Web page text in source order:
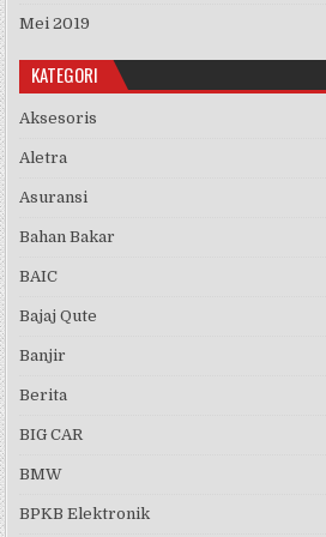
Mei 2019
KATEGORI
Aksesoris
Aletra
Asuransi
Bahan Bakar
BAIC
Bajaj Qute
Banjir
Berita
BIG CAR
BMW
BPKB Elektronik